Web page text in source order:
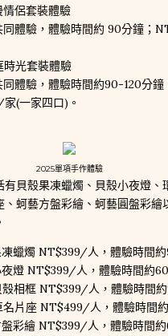
情侶套裝體驗
同體驗，體驗時間約 90分鐘；
時光套裝體驗
體驗，體驗時間約90-120分鐘
(一家四口)。
2025單項手作體驗
有貝殼果凍蠟燭、貝殼小夜燈、
、蚵藝方盤彩繪、蚵藝圓盤彩繪
蠟燭 NT$399/人，體驗時間約
燈 NT$399/人，體驗時間約60
殼相框 NT$399/人，體驗時間約
名片座 NT$499/人，體驗時間
彩繪 NT$399/人，體驗時間約